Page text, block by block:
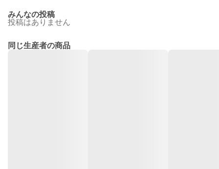
みんなの投稿
投稿はありません
同じ生産者の商品